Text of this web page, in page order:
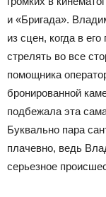
и «Бригада».
из сцен, когда в
стрелять во все
помощника
бронированной
подбежала эта
Буквально пара
плачевно, ведь
серьезное